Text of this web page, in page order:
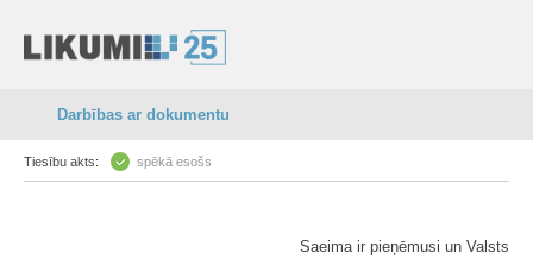
Darbības ar dokumentu
Tiesību akts: spēkā esošs
Saeima ir pieņēmusi un Valsts